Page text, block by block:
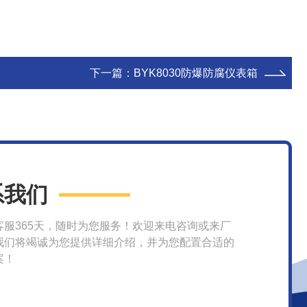
下一篇： BYK8030防爆防腐仪表箱
们
服365天，随时为您服务！欢迎来电咨询或来厂
们将竭诚为您提供详细介绍，并为您配置合适的